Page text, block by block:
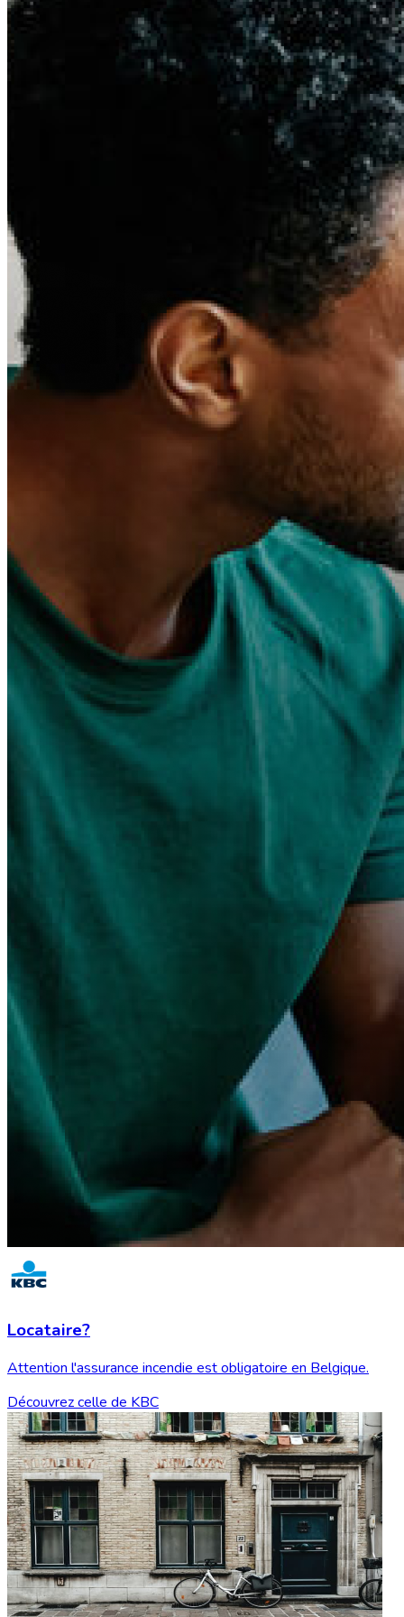
Locataire?
Attention l'assurance incendie est obligatoire en Belgique.
Découvrez celle de KBC